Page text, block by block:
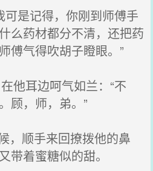
是记得，你刚到师傅手
么药材都分不清，还把药
傅气得吹胡子瞪眼。”
他耳边呵气如兰：“不
，师，弟。”
，顺手来回撩拨他的鼻
带着蜜糖似的甜。